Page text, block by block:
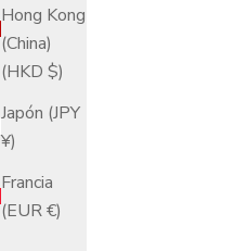
Hong Kong
(China)
(HKD $)
Japón (JPY
¥)
Francia
(EUR €)